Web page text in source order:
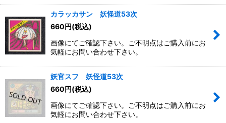
絞り込む
カラッカサン 妖怪道53次
660円(税込)
画像にてご確認下さい。ご不明点はご購入前にお
気軽にお問い合わせ下さい。
妖官スフ 妖怪道53次
660円(税込)
画像にてご確認下さい。ご不明点はご購入前にお
気軽にお問い合わせ下さい。